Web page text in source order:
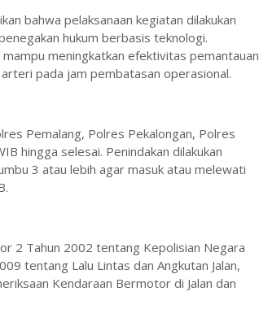
bahwa pelaksanaan kegiatan dilakukan
hukum berbasis teknologi.
meningkatkan efektivitas pemantauan
pada jam pembatasan operasional.
Pemalang, Polres Pekalongan, Polres
hingga selesai. Penindakan dilakukan
3 atau lebih agar masuk atau melewati
2 Tahun 2002 tentang Kepolisian Negara
tentang Lalu Lintas dan Angkutan Jalan,
Kendaraan Bermotor di Jalan dan